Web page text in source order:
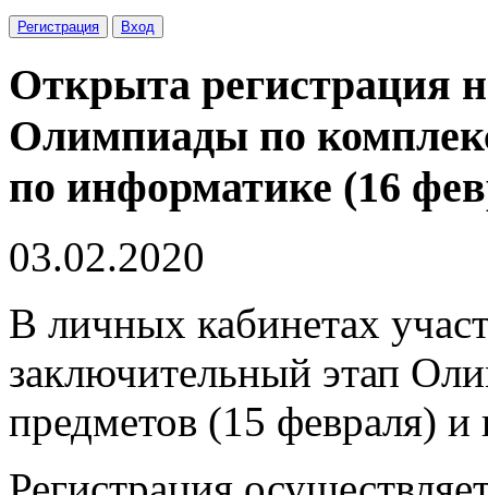
Регистрация Вход
Открыта регистрация
Олимпиады по
по информатике (16
03.02.2020
В личных кабинетах
заключительный этап
предметов (15 февраля)